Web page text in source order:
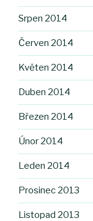
Srpen 2014
Červen 2014
Květen 2014
Duben 2014
Březen 2014
Únor 2014
Leden 2014
Prosinec 2013
Listopad 2013